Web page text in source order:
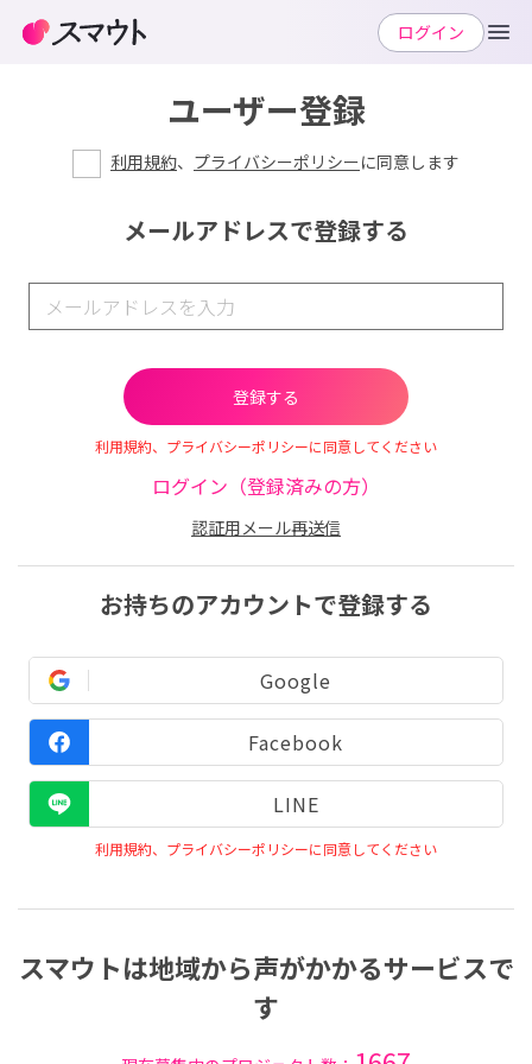
ユーザー登録
利用規約、 プライバシーポリシーに同意します
メールアドレスで登録する
利用規約、プライバシーポリシーに同意してください
ログイン（登録済みの方）
認証用メール再送信
お持ちのアカウントで登録する
Google
Facebook
LINE
利用規約、プライバシーポリシーに同意してください
スマウトは地域から声がかかるサービスで
す
ログイン